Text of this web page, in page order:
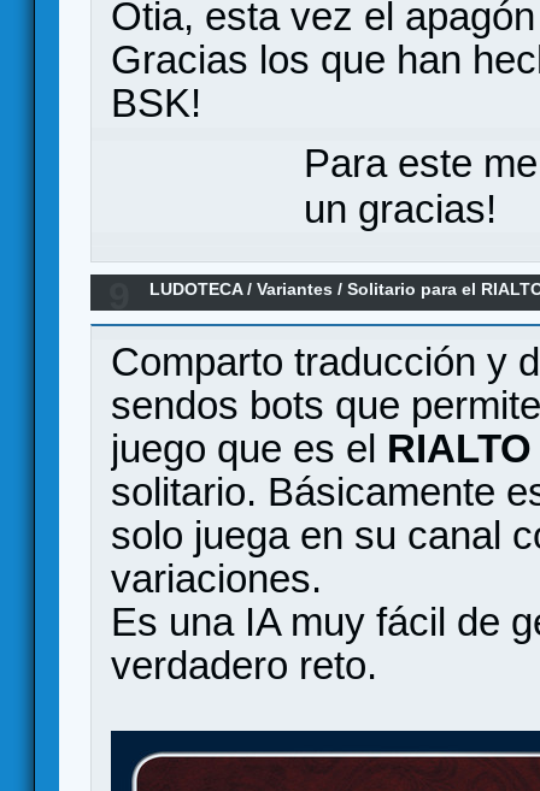
Otia, esta vez el
Gracias los que han
BSK!
Para este
un gracias!
LUDOTECA/Variantes /Solitario para el
Comparto traducción y
sendos bots que
juego que es el RIALTO
solitario. Básicamente
solo juega en su canal
variaciones.
Es una IA muy fácil de
verdadero reto.